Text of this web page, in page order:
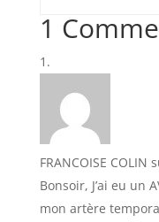
1
FRANCOISE COLIN
Bonsoir, J’ai eu un
mon artère